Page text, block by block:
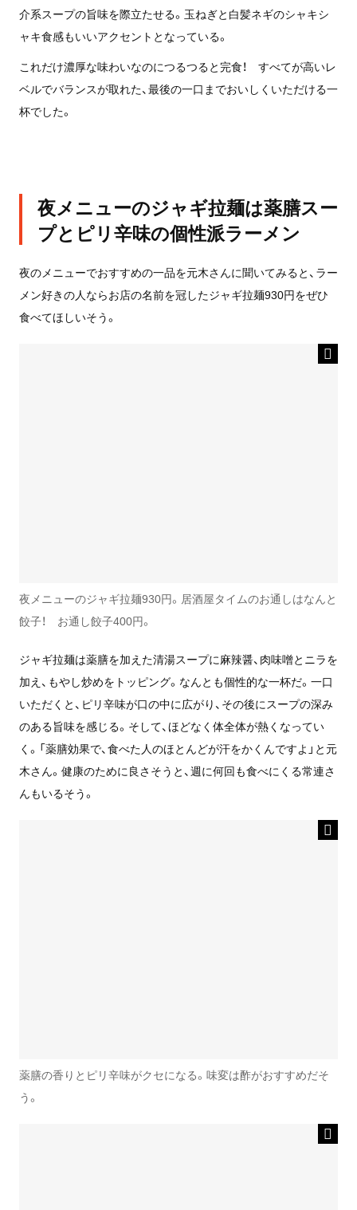
介系スープの旨味を際立たせる。玉ねぎと白髪ネギのシャキシ
ャキ食感もいいアクセントとなっている。
これだけ濃厚な味わいなのにつるつると完食！ すべてが高いレ
ベルでバランスが取れた、最後の一口までおいしくいただける一
杯でした。
夜メニューのジャギ拉麺は薬膳スー
プとピリ辛味の個性派ラーメン
夜のメニューでおすすめの一品を元木さんに聞いてみると、ラー
メン好きの人ならお店の名前を冠したジャギ拉麺930円をぜひ
食べてほしいそう。
夜メニューのジャギ拉麺930円。居酒屋タイムのお通しはなんと
餃子！ お通し餃子400円。
ジャギ拉麺は薬膳を加えた清湯スープに麻辣醤、肉味噌とニラを
加え、もやし炒めをトッピング。なんとも個性的な一杯だ。一口
いただくと、ピリ辛味が口の中に広がり、その後にスープの深み
のある旨味を感じる。そして、ほどなく体全体が熱くなってい
く。「薬膳効果で、食べた人のほとんどが汗をかくんですよ」と元
木さん。健康のために良さそうと、週に何回も食べにくる常連さ
んもいるそう。
薬膳の香りとピリ辛味がクセになる。味変は酢がおすすめだそ
う。